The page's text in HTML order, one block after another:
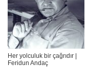
Her yolculuk bir çağrıdır |
Feridun Andaç